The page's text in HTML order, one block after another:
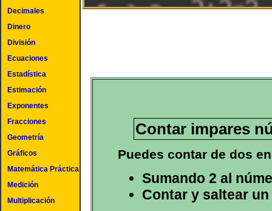
Decimales
Dinero
División
Ecuaciones
Estadística
Estimación
Exponentes
Fracciones
Geometría
Gráficos
Matemática Práctica
Medición
Multiplicación
Contar impares
Puedes contar de dos
Sumando 2 al
Contar y saltear